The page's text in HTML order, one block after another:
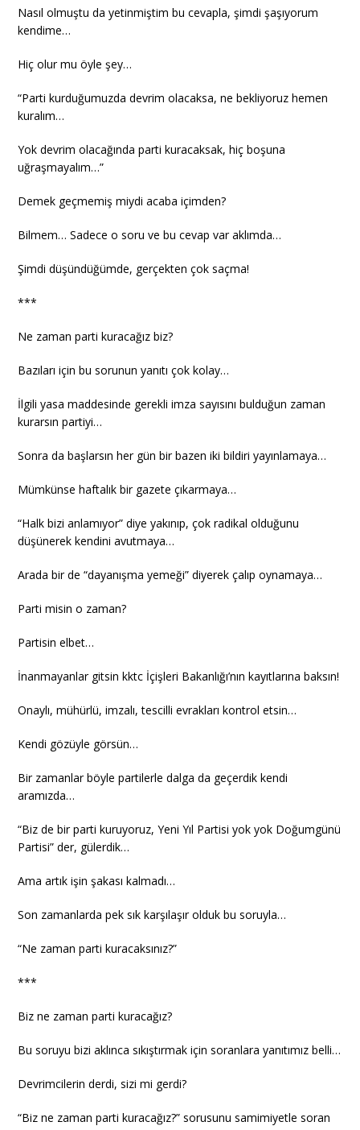
Nasıl olmuştu da yetinmiştim bu cevapla, şimdi şaşıyorum
kendime…
Hiç olur mu öyle şey…
“Parti kurduğumuzda devrim olacaksa, ne bekliyoruz hemen
kuralım…
Yok devrim olacağında parti kuracaksak, hiç boşuna
uğraşmayalım…”
Demek geçmemiş miydi acaba içimden?
Bilmem… Sadece o soru ve bu cevap var aklımda…
Şimdi düşündüğümde, gerçekten çok saçma!
***
Ne zaman parti kuracağız biz?
Bazıları için bu sorunun yanıtı çok kolay…
İlgili yasa maddesinde gerekli imza sayısını bulduğun zaman
kurarsın partiyi…
Sonra da başlarsın her gün bir bazen iki bildiri yayınlamaya…
Mümkünse haftalık bir gazete çıkarmaya…
“Halk bizi anlamıyor” diye yakınıp, çok radikal olduğunu
düşünerek kendini avutmaya…
Arada bir de “dayanışma yemeği” diyerek çalıp oynamaya…
Parti misin o zaman?
Partisin elbet…
İnanmayanlar gitsin kktc İçişleri Bakanlığı’nın kayıtlarına baksın!
Onaylı, mühürlü, imzalı, tescilli evrakları kontrol etsin…
Kendi gözüyle görsün…
Bir zamanlar böyle partilerle dalga da geçerdik kendi
aramızda…
“Biz de bir parti kuruyoruz, Yeni Yıl Partisi yok yok Doğumgünü
Partisi” der, gülerdik…
Ama artık işin şakası kalmadı…
Son zamanlarda pek sık karşılaşır olduk bu soruyla…
“Ne zaman parti kuracaksınız?”
***
Biz ne zaman parti kuracağız?
Bu soruyu bizi aklınca sıkıştırmak için soranlara yanıtımız belli…
Devrimcilerin derdi, sizi mi gerdi?
“Biz ne zaman parti kuracağız?” sorusunu samimiyetle soran